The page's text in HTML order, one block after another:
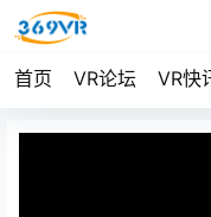
首页 VR论坛 VR快